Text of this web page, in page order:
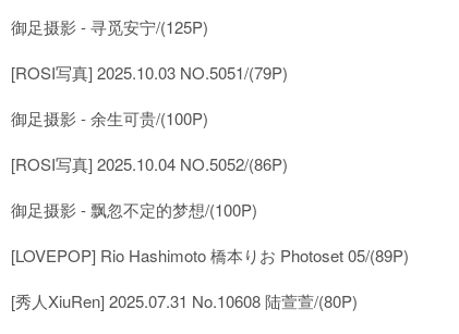
御足摄影 - 寻觅安宁/(125P)
[ROSI写真] 2025.10.03 NO.5051/(79P)
御足摄影 - 余生可贵/(100P)
[ROSI写真] 2025.10.04 NO.5052/(86P)
御足摄影 - 飘忽不定的梦想/(100P)
[LOVEPOP] Rio Hashimoto 橋本りお Photoset 05/(89P)
[秀人XiuRen] 2025.07.31 No.10608 陆萱萱/(80P)